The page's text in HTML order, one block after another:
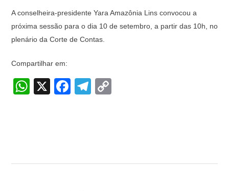
A conselheira-presidente Yara Amazônia Lins convocou a
próxima sessão para o dia 10 de setembro, a partir das 10h, no
plenário da Corte de Contas.
Compartilhar em:
W
p
X
F
o
T
m n